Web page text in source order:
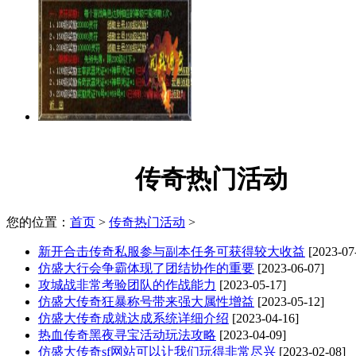
传奇热门活动
您的位置： 首页 > 传奇热门活动 >
新开合击传奇私服参与副本任务可获得较大收益 [2023-
仿盛大行会争霸体现了团结协作的重要 [2023-06-07]
攻城战非常考验团队的作战能力 [2023-05-17]
仿盛大传奇狂暴称号带来强大属性增益 [2023-05-12]
仿盛大传奇成就达成系统详细介绍 [2023-04-16]
热血传奇黑夜寻宝活动玩法攻略 [2023-04-09]
仿盛大传奇sf网站可以让我们玩得非常尽兴 [2023-02-08]